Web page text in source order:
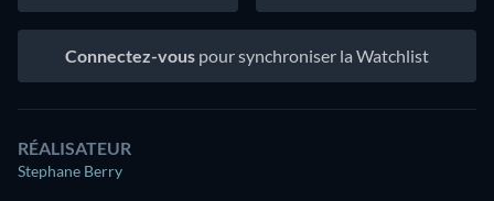
Connectez-vous pour synchroniser la Watchlist
RÉALISATEUR
Stephane Berry